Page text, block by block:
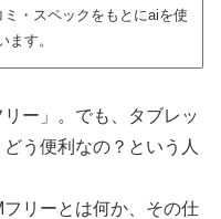
・スペックをもとにaiを使
ます。
ー」。でも、タブレッ
う便利なの？という人
リーとは何か、その仕